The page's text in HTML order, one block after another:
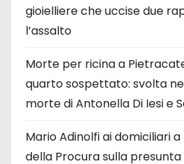
gioielliere che uccise due
l’assalto
Morte per ricina a
quarto sospettato: svolta
morte di Antonella Di Iesi e
Mario Adinolfi ai domiciliari
della Procura sulla